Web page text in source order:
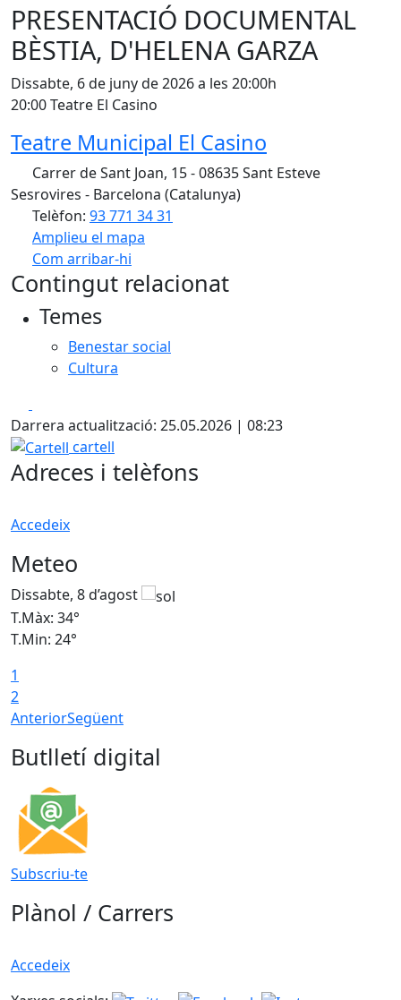
PRESENTACIÓ DOCUMENTAL
BÈSTIA, D'HELENA GARZA
Dissabte, 6 de juny de 2026 a les 20:00h
20:00 Teatre El Casino
Teatre Municipal El Casino
Carrer de Sant Joan, 15 - 08635 Sant Esteve
Sesrovires - Barcelona (Catalunya)
Telèfon: 93 771 34 31
Amplieu el mapa
Com arribar-hi
+
Contingut relacionat
Temes
Benestar social
Cultura
Darrera actualització: 25.05.2026 | 08:23
Cartell
cartell
Adreces i telèfons
Accedeix
Meteo
Dissabte, 8 d’agost
T.Màx: 34°
T.Min: 24°
1
2
AnteriorSegüent
Butlletí digital
Subscriu-te
Plànol / Carrers
Accedeix